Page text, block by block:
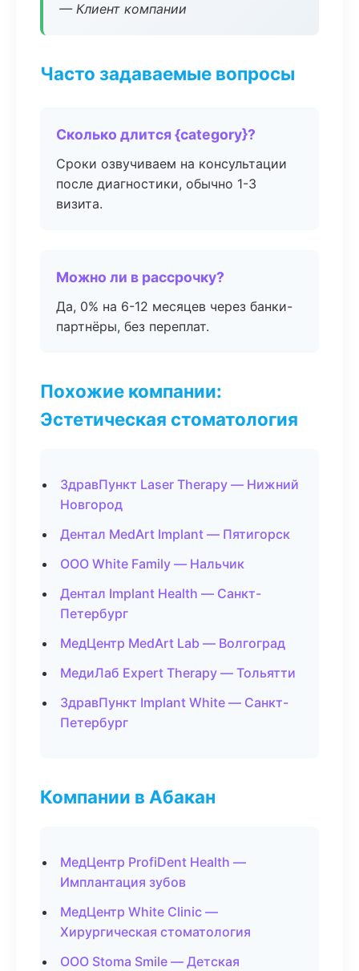
— Клиент компании
Часто задаваемые вопросы
Сколько длится {category}?
Сроки озвучиваем на консультации
после диагностики, обычно 1-3
визита.
Можно ли в рассрочку?
Да, 0% на 6-12 месяцев через банки-
партнёры, без переплат.
Похожие компании:
Эстетическая стоматология
ЗдравПункт Laser Therapy — Нижний
Новгород
Дентал MedArt Implant — Пятигорск
ООО White Family — Нальчик
Дентал Implant Health — Санкт-
Петербург
МедЦентр MedArt Lab — Волгоград
МедиЛаб Expert Therapy — Тольятти
ЗдравПункт Implant White — Санкт-
Петербург
Компании в Абакан
МедЦентр ProfiDent Health —
Имплантация зубов
МедЦентр White Clinic —
Хирургическая стоматология
ООО Stoma Smile — Детская